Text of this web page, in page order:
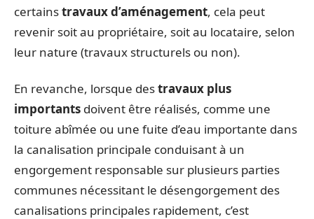
certainstravaux d’aménagement, cela peut
revenir soit au propriétaire, soit au locataire, selon
leur nature (travaux structurels ou non).
En revanche, lorsque destravaux plus
importants doivent être réalisés, comme une
toiture abîmée ou une fuite d’eau importante dans
la canalisation principale conduisant à un
engorgement responsable sur plusieurs parties
communes nécessitant le désengorgement des
canalisations principales rapidement, c’est